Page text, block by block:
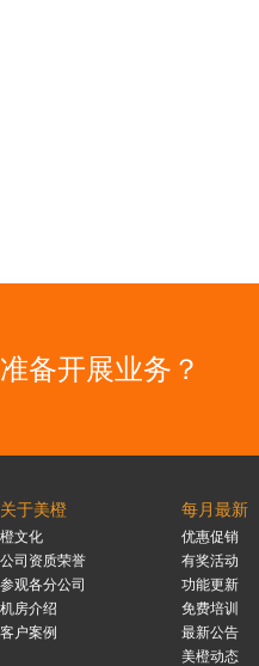
准备开展业务？
关于美橙
橙文化
公司资质荣誉
参观各分公司
机房介绍
客户案例
每月最新
优惠促销
有奖活动
功能更新
免费培训
最新公告
美橙动态